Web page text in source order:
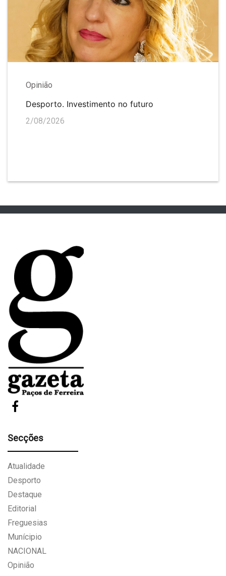
Opinião
Desporto. Investimento no futuro
2/08/2026
Secções
Atualidade
Desporto
Destaque
Editorial
Freguesias
Munícipio
NACIONAL
Opinião